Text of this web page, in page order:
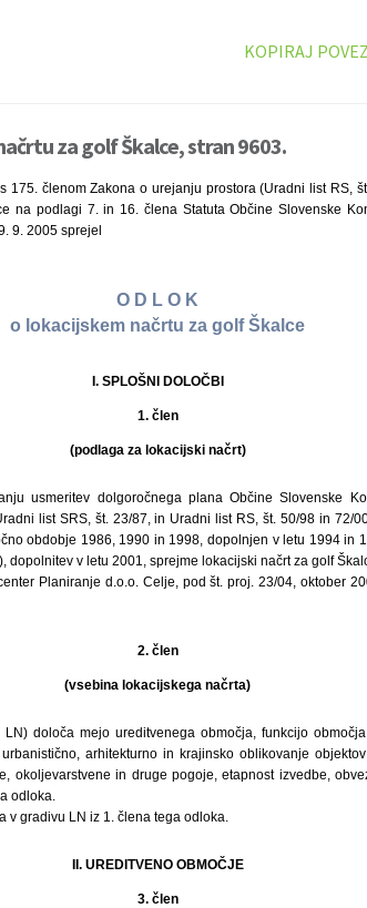
KOPIRAJ
za golf Škalce, stran 9603.
175. členom Zakona o urejanju prostora (Uradni list RS,
na podlagi 7. in 16. člena Statuta Občine Slovenske
9. 2005 sprejel
O D L O K
o lokacijskem načrtu za golf Škalce
I. SPLOŠNI DOLOČBI
1. člen
(podlaga za lokacijski načrt)
usmeritev dolgoročnega plana Občine Slovenske
list SRS, št. 23/87, in Uradni list RS, št. 50/98 in 72/
obdobje 1986, 1990 in 1998, dopolnjen v letu 1994 in
dopolnitev v letu 2001, sprejme lokacijski načrt za golf
Planiranje d.o.o. Celje, pod št. proj. 23/04, oktober
2. člen
(vsebina lokacijskega načrta)
določa mejo ureditvenega območja, funkcijo
arhitekturno in krajinsko oblikovanje
okoljevarstvene in druge pogoje, etapnost izvedbe,
odloka.
gradivu LN iz 1. člena tega odloka.
II. UREDITVENO OBMOČJE
3. člen